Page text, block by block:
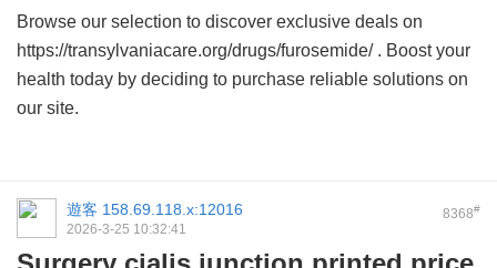
Browse our selection to discover exclusive deals on
https://transylvaniacare.org/drugs/furosemide/ . Boost your
health today by deciding to purchase reliable solutions on
our site.
8368#
遊客 158.69.118.x:12016
2026-3-25 10:32:41